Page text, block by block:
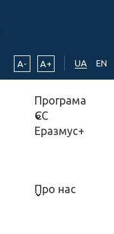
A- A+ UA EN
Програма
ЄС
Еразмус+
Про нас